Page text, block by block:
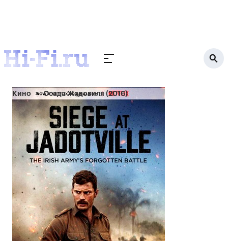
Кино Осада Жадовиля (2016)